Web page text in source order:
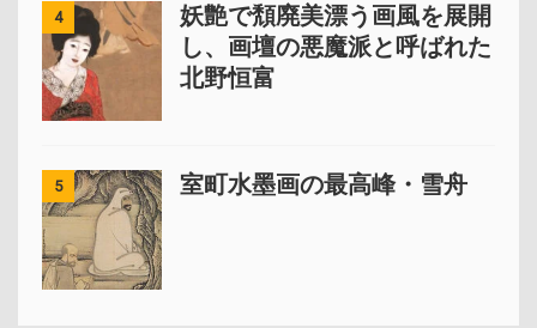
4
妖艶で頽廃美漂う画風を展開
し、画壇の悪魔派と呼ばれた
北野恒富
5 室町水墨画の最高峰・雪舟